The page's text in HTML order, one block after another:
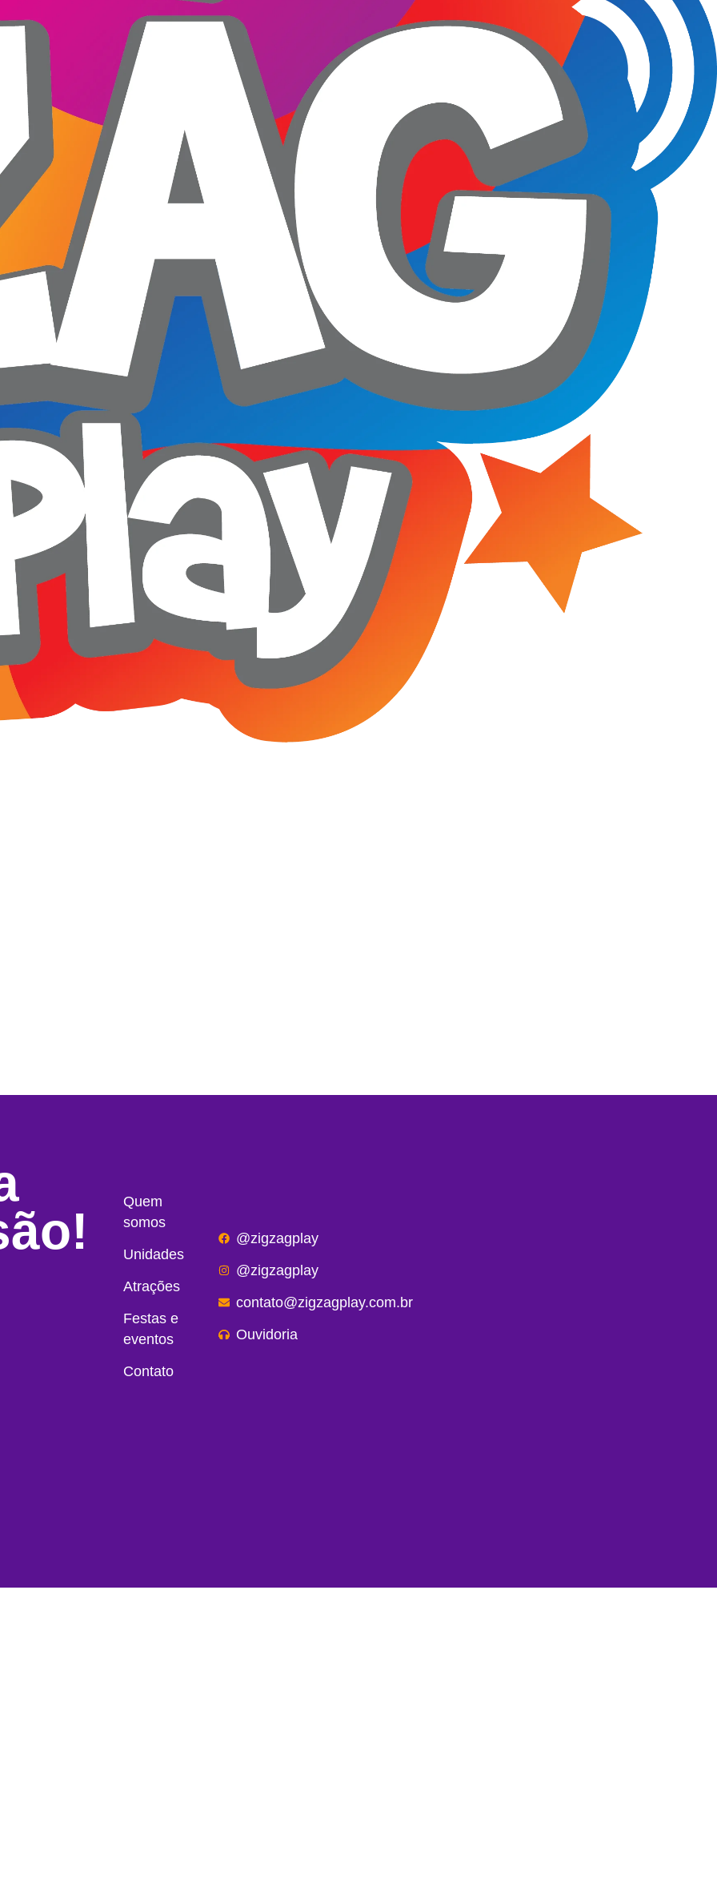
Quem
somos
Unidades
Atrações
Festas e
eventos
Contato
@zigzagplay
@zigzagplay
contato@zigzagplay.com.br
Ouvidoria